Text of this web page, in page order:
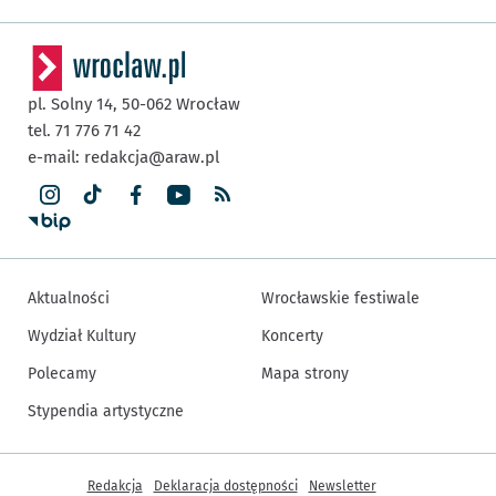
pl. Solny 14, 50-062 Wrocław
tel. 71 776 71 42
e-mail: redakcja@araw.pl
Aktualności
Wydział Kultury
Polecamy
Stypendia artystyczne
Wrocławskie festiwale
Koncerty
Mapa strony
Inne informacje
Redakcja Deklaracja dostępności Newsletter